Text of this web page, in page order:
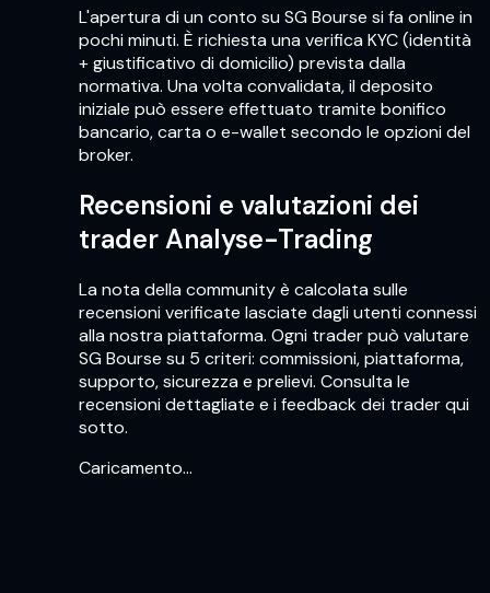
L'apertura di un conto su SG Bourse si fa online in
pochi minuti. È richiesta una verifica KYC (identità
+ giustificativo di domicilio) prevista dalla
normativa. Una volta convalidata, il deposito
iniziale può essere effettuato tramite bonifico
bancario, carta o e-wallet secondo le opzioni del
broker.
Recensioni e valutazioni dei
trader Analyse-Trading
La nota della community è calcolata sulle
recensioni verificate lasciate dagli utenti connessi
alla nostra piattaforma. Ogni trader può valutare
SG Bourse su 5 criteri: commissioni, piattaforma,
supporto, sicurezza e prelievi. Consulta le
recensioni dettagliate e i feedback dei trader qui
sotto.
Caricamento…